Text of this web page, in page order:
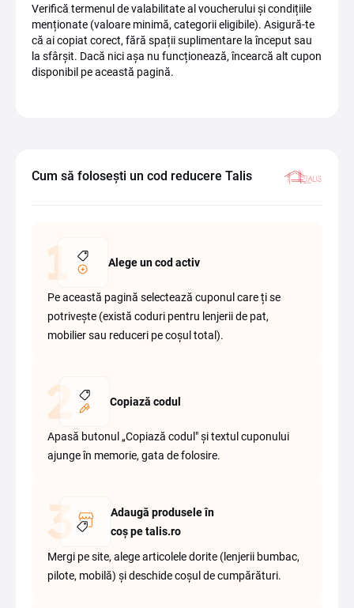
Verifică termenul de valabilitate al voucherului și condițiile
menționate (valoare minimă, categorii eligibile). Asigură-te
că ai copiat corect, fără spații suplimentare la început sau
la sfârșit. Dacă nici așa nu funcționează, încearcă alt cupon
disponibil pe această pagină.
Cum să folosești un cod reducere Talis
Alege un cod activ
Pe această pagină selectează cuponul care ți se
potrivește (există coduri pentru lenjerii de pat,
mobilier sau reduceri pe coșul total).
Copiază codul
Apasă butonul „Copiază codul" și textul cuponului
ajunge în memorie, gata de folosire.
Adaugă produsele în
coș pe talis.ro
Mergi pe site, alege articolele dorite (lenjerii bumbac,
pilote, mobilă) și deschide coșul de cumpărături.